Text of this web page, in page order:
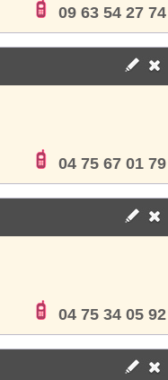
09 63 54 27 74
04 75 67 01 79
04 75 34 05 92